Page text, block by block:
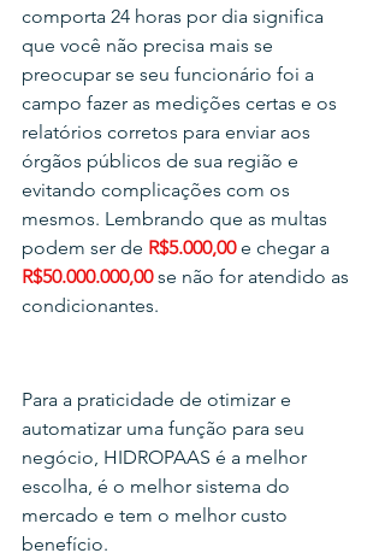
comporta 24 horas por dia significa
que você não precisa mais se
preocupar se seu funcionário foi a
campo fazer as medições certas e os
relatórios corretos para enviar aos
órgãos públicos de sua região e
evitando complicações com os
mesmos. Lembrando que as multas
podem ser de R$5.000,00 e chegar a
R$50.000.000,00 se não for atendido as
condicionantes.
Para a praticidade de otimizar e
automatizar uma função para seu
negócio, HIDROPAAS é a melhor
escolha, é o melhor sistema do
mercado e tem o melhor custo
benefício.